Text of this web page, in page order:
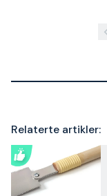
Relaterte artikler: